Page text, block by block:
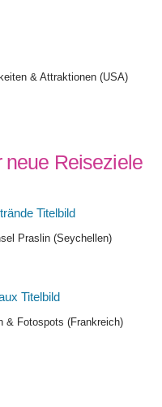
& Attraktionen (USA)
neue Reiseziele
Praslin (Seychellen)
& Fotospots (Frankreich)